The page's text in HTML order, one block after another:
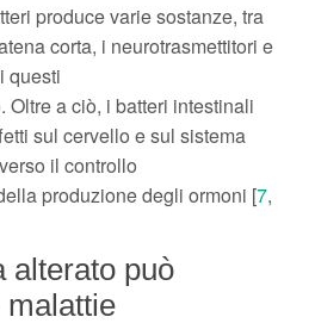
produce varie sostanze, tra
corta, i neurotrasmettitori e
questi
Oltre a ciò, i batteri intestinali
sul cervello e sul sistema
il controllo
produzione degli ormoni [7,
alterato può
malattie